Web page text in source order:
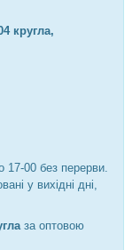
кругла,
17-00 без перерви.
у вихідні дні,
за оптовою